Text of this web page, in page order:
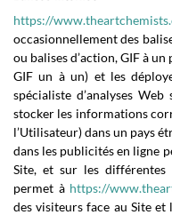
https://
occasionnellement des
ou balises d’action, GIF à
GIF un à un) et les
spécialiste d’analyses
stocker les informations
l’Utilisateur) dans un pays
dans les publicités en ligne
Site, et sur les
permet à https://
des visiteurs face au Site et